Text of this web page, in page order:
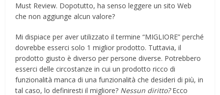
Must Review. Dopotutto, ha senso leggere un sito Web
che non aggiunge alcun valore?
Mi dispiace per aver utilizzato il termine “MIGLIORE” perché
dovrebbe esserci solo 1 miglior prodotto. Tuttavia, il
prodotto giusto è diverso per persone diverse. Potrebbero
esserci delle circostanze in cui un prodotto ricco di
funzionalità manca di una funzionalità che desideri di più, in
tal caso, lo definiresti il ​​migliore? Nessun diritto?Ecco